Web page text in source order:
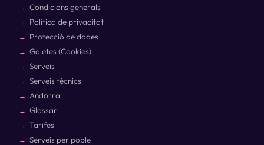
Condicions generals
Política de privacitat
Protecció de dades
Galetes (Cookies)
Serveis
Serveis tècnics
Andorra
Glossari
Tarifes
Serveis per poble